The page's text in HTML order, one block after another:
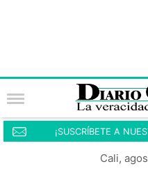
¡SUSCRÍBETE A
Cali,